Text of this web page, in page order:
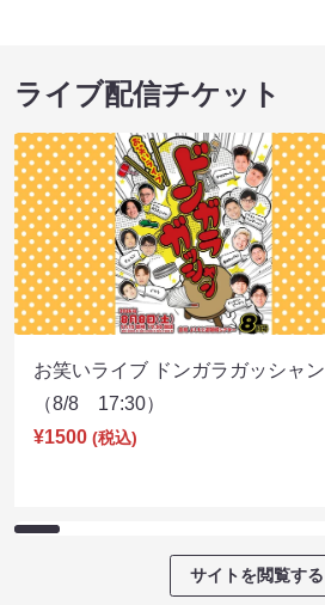
ライブ配信チケット
お笑いライブ ドンガラガッシャン
（8/8 17:30）
¥1500 (税込)
サイトを閲覧する